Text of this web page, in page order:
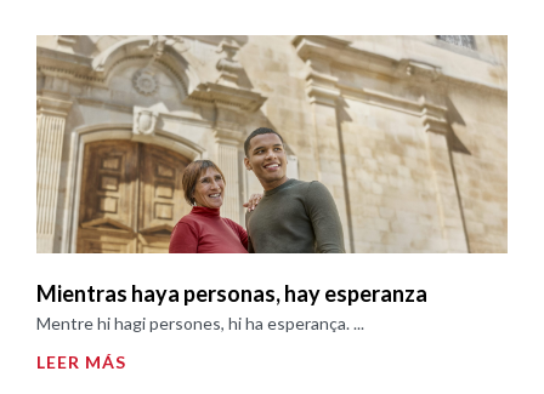
Mientras haya personas, hay esperanza
Mentre hi hagi persones, hi ha esperança. ...
LEER MÁS